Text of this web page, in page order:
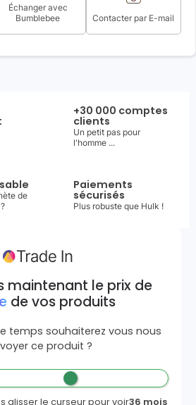
Échanger avec
Bumblebee
Contacter par E-mail
+30 000 comptes
clients
Un petit pas pour
l'homme ...
de
Paiements
sécurisés
Plus robuste que Hulk !
maintenant le prix de
de vos produits
temps souhaiterez vous nous
ce produit ?
glisser le curseur pour voir36 mois